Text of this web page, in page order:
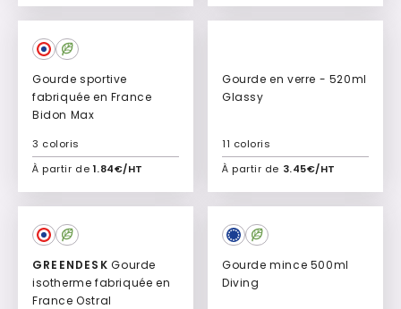
Ajouter à mon devis Ajouter à mon devis
Gourde sportive
fabriquée en France
Bidon Max
À partir de 1.84€/HT
3 coloris
Ajouter à mon devis
Gourde en verre - 520ml
Glassy
À partir de 3.45€/HT
11 coloris
Ajouter à mon devis
GREENDESK Gourde
isotherme fabriquée en
France Ostral
Gourde mince 500ml
Diving